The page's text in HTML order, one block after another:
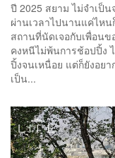
ปี 2025 สยาม ไม่จำเป็
ผ่านเวลาไปนานแค่ไหน
สถานที่นัดเจอกับเพื่อน
คงหนีไม่พ้นการช้อปปิ้ง
ปิ้งจนเหนื่อย แต่ก็ยังอย
เป็น...